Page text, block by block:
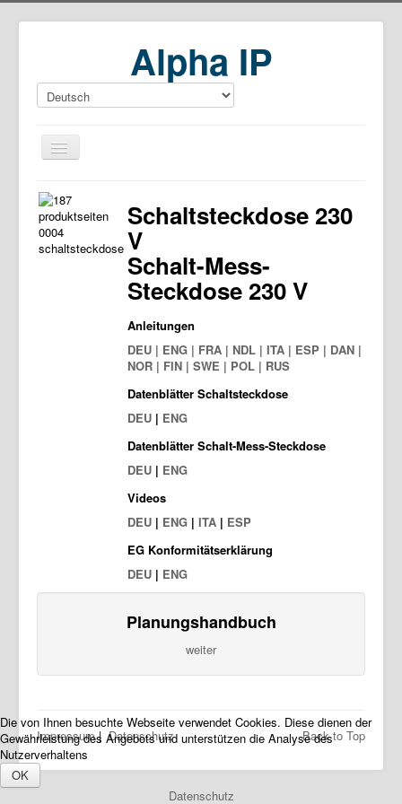
Alpha IP
Home
Download
Schaltsteckdose 230
V
Schalt-Mess-
Steckdose 230 V
Anleitungen
DEU | ENG | FRA | NDL | ITA | ESP | DAN |
NOR | FIN | SWE | POL | RUS
Datenblätter Schaltsteckdose
DEU | ENG
Datenblätter Schalt-Mess-Steckdose
DEU | ENG
Videos
DEU | ENG | ITA | ESP
EG Konformitätserklärung
DEU | ENG
Planungshandbuch
weiter
Impressum|Datenschutz Back to Top
Die von Ihnen besuchte Webseite verwendet Cookies. Diese dienen der
Gewährleistung des Angebots und unterstützen die Analyse des
Nutzerverhaltens
OK
Datenschutz